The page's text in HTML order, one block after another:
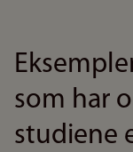
som har
studiene